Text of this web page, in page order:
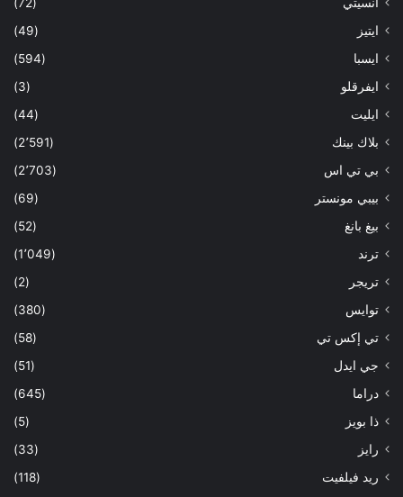
ايتيز
(49)
ايسبا
(594)
ايفرقلو
(3)
ايليت
(44)
بلاك بينك
(2٬591)
بي تي اس
(2٬703)
بيبي مونستر
(69)
بيغ بانغ
(52)
ترند
(1٬049)
تريجر
(2)
توايس
(380)
تي إكس تي
(58)
جي ايدل
(51)
دراما
(645)
ذا بويز
(5)
رايز
(33)
ريد فيلفيت
(118)